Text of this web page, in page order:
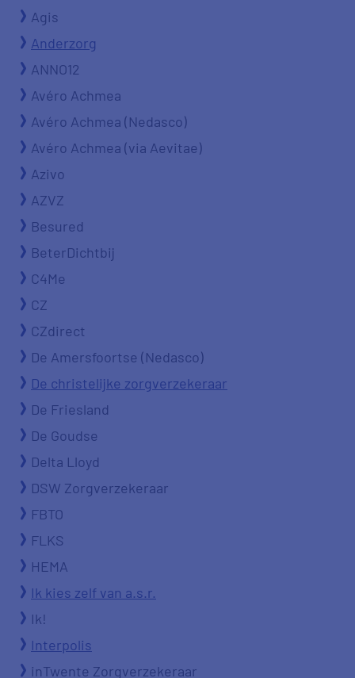
Agis
Anderzorg
ANNO12
Avéro Achmea
Avéro Achmea (Nedasco)
Avéro Achmea (via Aevitae)
Azivo
AZVZ
Besured
BeterDichtbij
C4Me
CZ
CZdirect
De Amersfoortse (Nedasco)
De christelijke zorgverzekeraar
De Friesland
De Goudse
Delta Lloyd
DSW Zorgverzekeraar
FBTO
FLKS
HEMA
Ik kies zelf van a.s.r.
Ik!
Interpolis
inTwente Zorgverzekeraar